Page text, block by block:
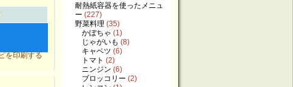
耐熱紙容器を使ったメニュ
ー (227)
野菜料理 (35)
かぼちゃ (1)
じゃがいも (8)
キャベツ (6)
トマト (2)
ニンジン (6)
ブロッコリー (2)